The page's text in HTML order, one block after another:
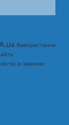
Використання
іх законих